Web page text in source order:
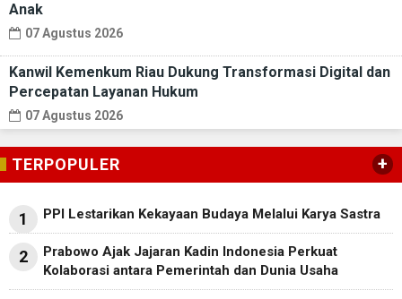
Anak
07 Agustus 2026
Kanwil Kemenkum Riau Dukung Transformasi Digital dan
Percepatan Layanan Hukum
07 Agustus 2026
TERPOPULER +
1 PPI Lestarikan Kekayaan Budaya Melalui Karya Sastra
2
Prabowo Ajak Jajaran Kadin Indonesia Perkuat
Kolaborasi antara Pemerintah dan Dunia Usaha